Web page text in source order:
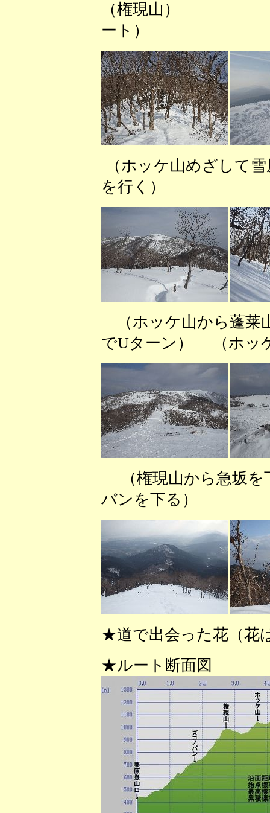
（権現山） （ス
ート）
（ホッケ山めざ
を行く）
（ホッケ山から蓬
でUターン） （ホッ
（権現山から
バンを下る） （
★道で出会った花（花
★ルート断面図